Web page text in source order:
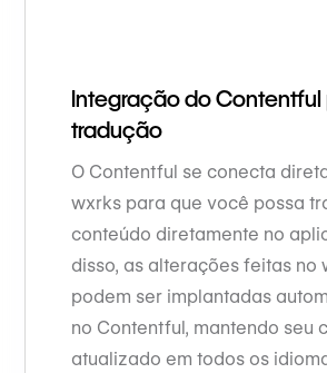
Integração do Contentful
tradução
O Contentful se conecta
wxrks para que você possa
conteúdo diretamente no
disso, as alterações feitas no
podem ser implantadas
no Contentful, mantendo seu
atualizado em todos os